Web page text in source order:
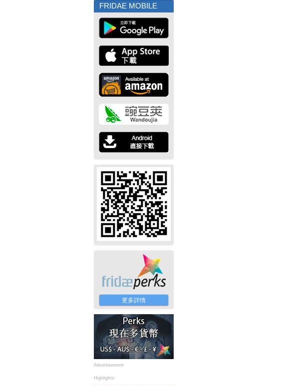
FRIDAE MOBILE
更多詳情
Advertisement
Highlights